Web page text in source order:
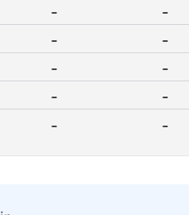
-
-
-
-
-
-
-
-
- -